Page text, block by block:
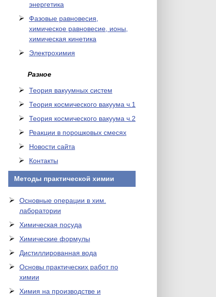
энергетика
Фазовые равновесия,
химическое равновесие, ионы,
химическая кинетика
Электрохимия
Разное
Теория вакуумных систем
Теория космического вакуума ч.1
Теория космического вакуума ч.2
Реакции в порошковых смесях
Новости сайта
Контакты
Методы практической химии
Основные операции в хим.
лаборатории
Химическая посуда
Химические формулы
Дистиллированная вода
Основы практических работ по
химии
Химия на производстве и